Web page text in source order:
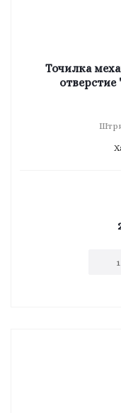
Точилка
отверстие